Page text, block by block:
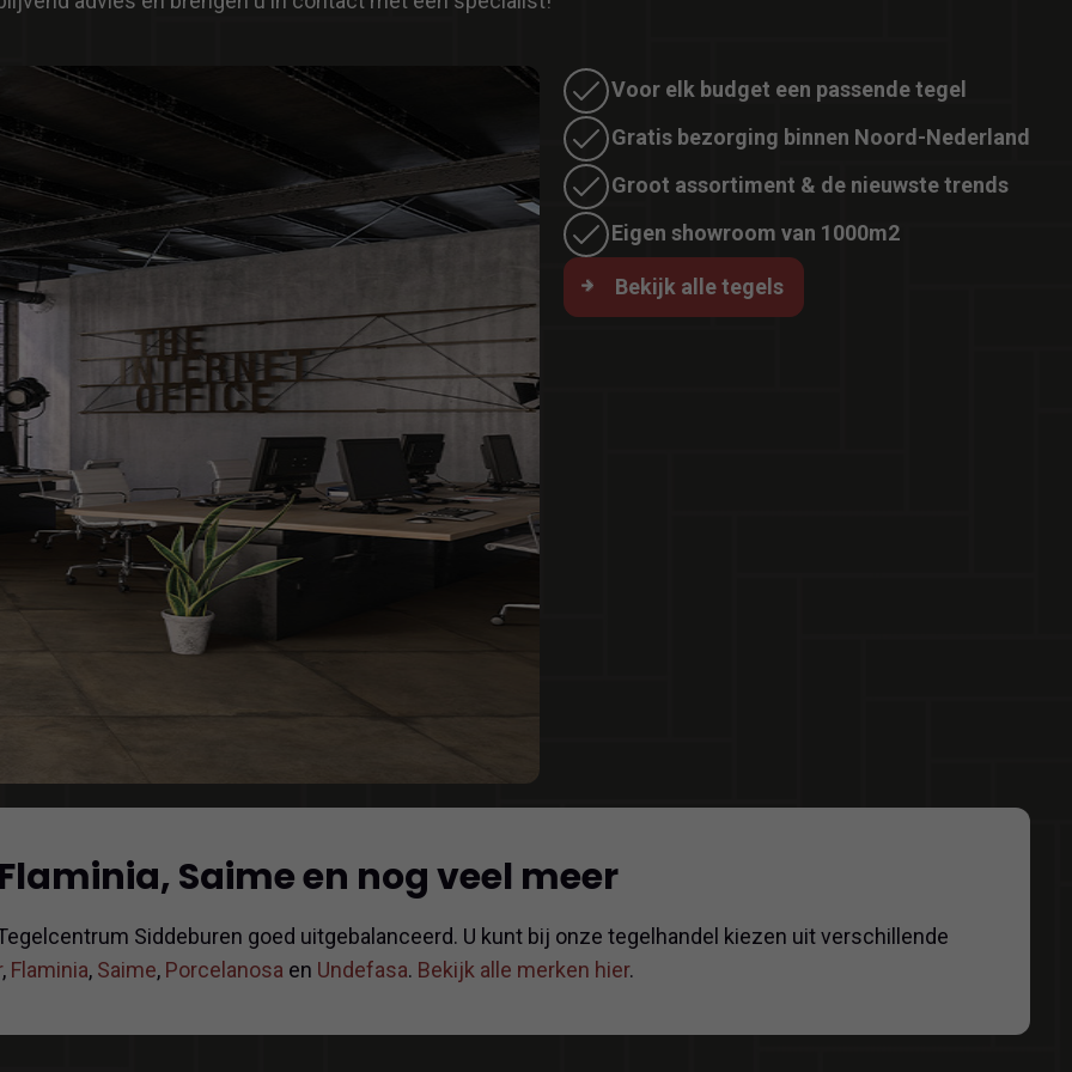
Voor elk budget een passende tegel
Gratis bezorging binnen Noord-Nederland
Groot assortiment & de nieuwste trends
Eigen showroom van 1000m2
Bekijk alle tegels
Saime en nog veel meer
Siddeburen goed uitgebalanceerd. U kunt bij onze tegelhandel kiezen uit verschillende
, Flaminia, Saime, Porcelanosa en Undefasa. Bekijk alle merken hier.